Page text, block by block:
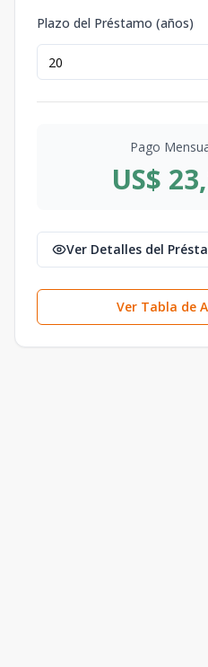
Plazo del Préstamo (años)
Pago
US$
Ver Detalles del
Ver Tabla de